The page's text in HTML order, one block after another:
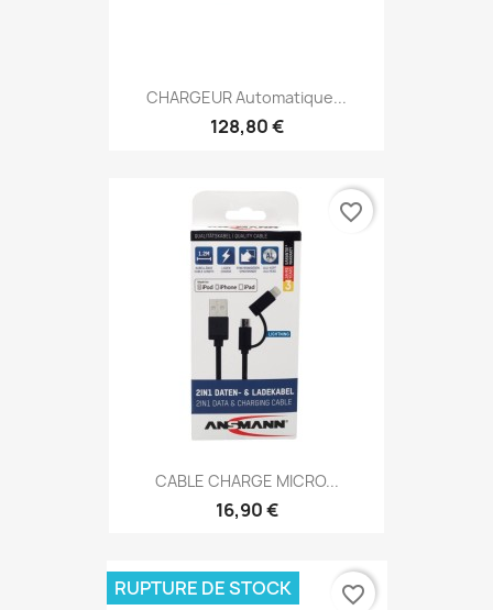
CHARGEUR Automatique...
128,80 €
CABLE CHARGE MICRO...
16,90 €
favorite_border
RUPTURE DE STOCK favorite_border